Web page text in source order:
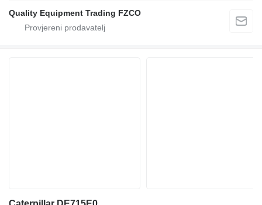
Quality Equipment Trading FZCO